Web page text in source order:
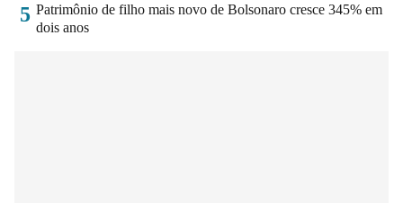
5 Patrimônio de filho mais novo de Bolsonaro cresce 345% em
dois anos